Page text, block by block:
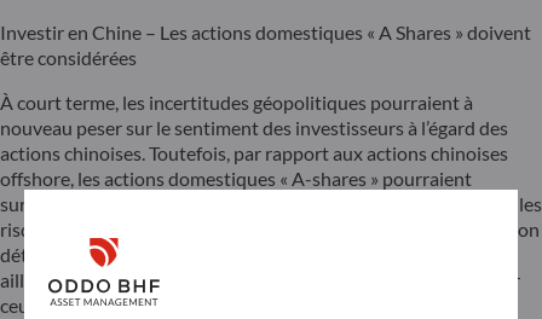
Investir en Chine – Les actions domestiques « A Shares » doivent
être considérées
À court terme, les incertitudes géopolitiques pourraient à
nouveau peser sur le sentiment des investisseurs à l’égard des
actions chinoises. Toutefois, par rapport aux actions chinoises
offshore, les actions domestiques « A-shares » pourraient
surperformer. Elles sont en effet davantage immunisées contre les
risques « d’incertitude géopolitique », avec seulement 3 % environ
détenus par des investisseurs étrangers. Elles bénéficient par
ailleurs directement des plans de relance du pays, en particulier
ceux dédiés aux marchés financiers. Les secteurs défensifs, les